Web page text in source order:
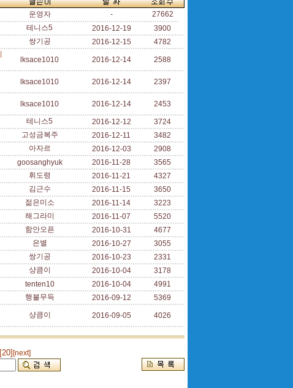
운영자 -
27662
테니스5 2016-12-19
3900
쌍기공 2016-12-15 4782
lksace1010 2016-12-14 2588
lksace1010 2016-12-14 2397
lksace1010 2016-12-14 2453
테니스5 2016-12-12
3724
고성금복주 2016-12-11
3482
아자르 2016-12-03
2908
goosanghyuk 2016-11-28
3565
휘도령 2016-11-21
4327
김근수 2016-11-15
3650
젊은미소 2016-11-14
3223
해그라미 2016-11-07
5520
함안오픈 2016-10-31
4677
은별 2016-10-27
3055
쌍기공 2016-10-23
2331
샹큼이 2016-10-04
3178
tenten10 2016-10-04
4991
행불무득 2016-09-12 5369
샹큼이 2016-09-05 4026
[20] [next]